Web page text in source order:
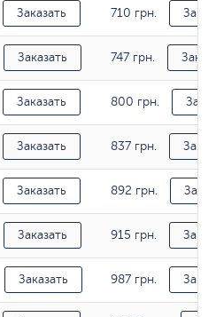
Заказать 710 грн.
Заказать 747 грн.
Заказать 800 грн.
Заказать 837 грн.
Заказать 892 грн.
Заказать 915 грн.
Заказать 987 грн.